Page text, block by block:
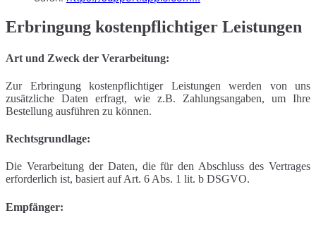
Erbringung kostenpflichtiger Leistungen
Art und Zweck der Verarbeitung:
Zur Erbringung kostenpflichtiger Leistungen werden von uns
zusätzliche Daten erfragt, wie z.B. Zahlungsangaben, um Ihre
Bestellung ausführen zu können.
Rechtsgrundlage:
Die Verarbeitung der Daten, die für den Abschluss des Vertrages
erforderlich ist, basiert auf Art. 6 Abs. 1 lit. b DSGVO.
Empfänger: